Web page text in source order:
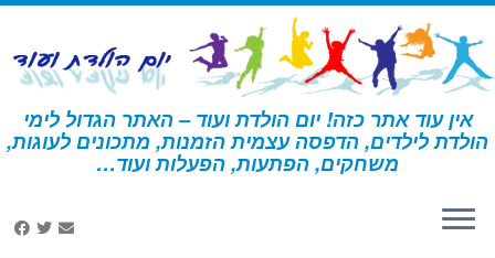
דלג
לתוכן
אין עוד אתר כזה! יום הולדת ועוד – האתר הגדול לימי
הולדת לילדים, הדפסה עצמית הזמנות, מתכונים לעוגות,
משחקים, הפתעות, הפעלות ועוד… דף הבית » מסיבת רוק » פעילות ומשחקים – מסיבת רוק